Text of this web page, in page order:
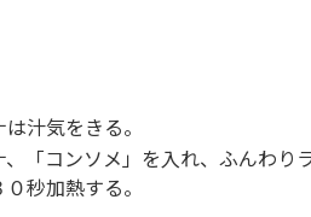
汁気をきる。
「コンソメ」を入れ、ふんわり
秒加熱する。